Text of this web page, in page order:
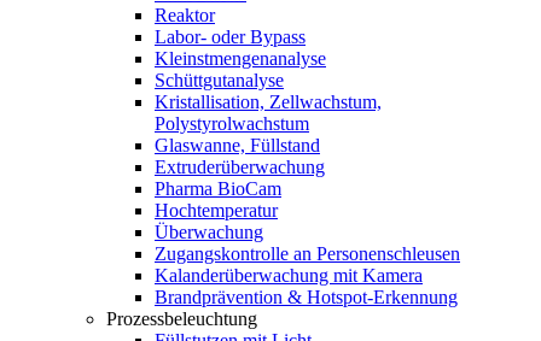
Reaktor
Labor- oder Bypass
Kleinstmengenanalyse
Schüttgutanalyse
Kristallisation, Zellwachstum,
Polystyrolwachstum
Glaswanne, Füllstand
Extruderüberwachung
Pharma BioCam
Hochtemperatur
Überwachung
Zugangskontrolle an Personenschleusen
Kalanderüberwachung mit Kamera
Brandprävention & Hotspot-Erkennung
Prozessbeleuchtung